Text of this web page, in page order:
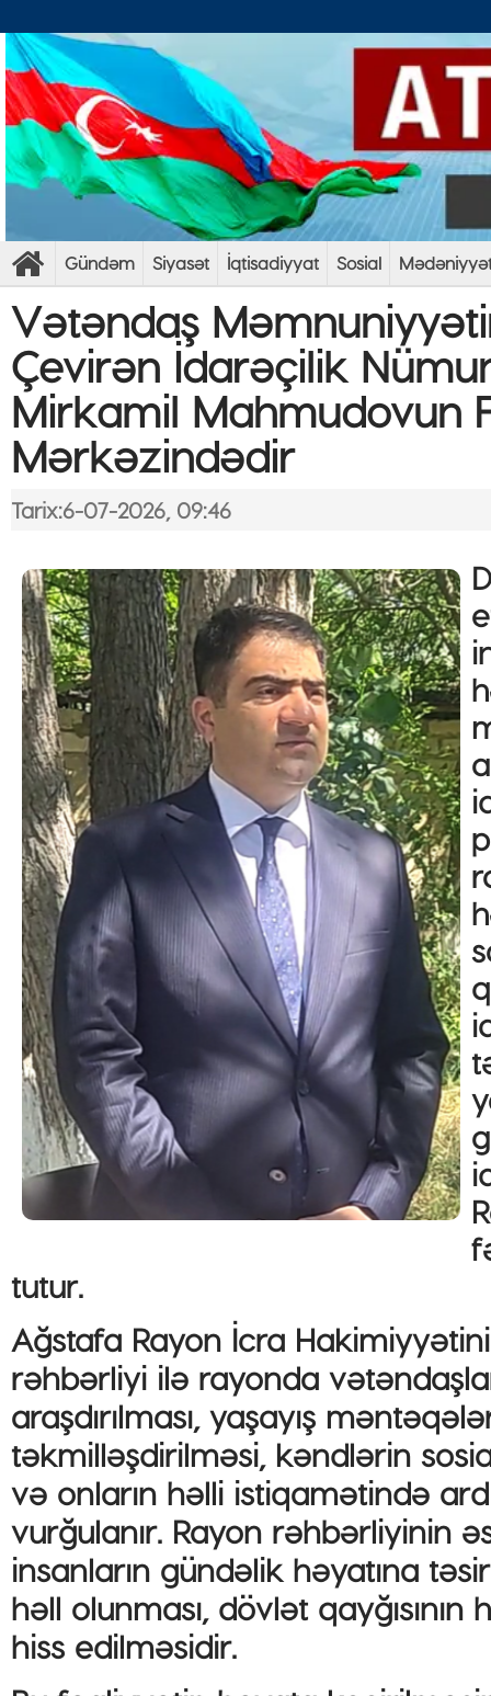
Gündəm Siyasət İqtisadiyyat Sosial
Vətəndaş
Çevirən İdarəçilik
Mirkamil Mahmudovun
Mərkəzindədir
Tarix:6-07-2026, 09:46
tutur.
Ağstafa Rayon İcra
rəhbərliyi ilə rayonda
araşdırılması, yaşayış
təkmilləşdirilməsi, kəndlərin
və onların həlli istiqamətində
vurğulanır. Rayon rəhbərliyinin
insanların gündəlik həyatına
həll olunması, dövlət
hiss edilməsidir.